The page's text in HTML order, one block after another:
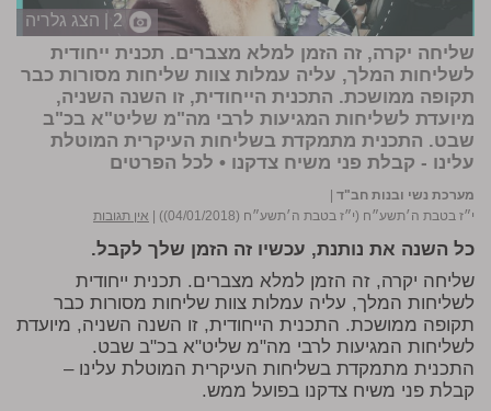
2 | הצג גלריה
שליחה יקרה, זה הזמן למלא מצברים. תכנית ייחודית
לשליחות המלך, עליה עמלות צוות שליחות מסורות כבר
תקופה ממושכת. התכנית הייחודית, זו השנה השניה,
מיועדת לשליחות המגיעות לרבי מה"מ שליט"א בכ"ב
שבט. התכנית מתמקדת בשליחות העיקרית המוטלת
עלינו - קבלת פני משיח צדקנו • לכל הפרטים
מערכת נשי ובנות חב"ד
י״ז בטבת ה׳תשע״ח (י״ז בטבת ה׳תשע״ח (04/01/2018))
אין תגובות
כל השנה את נותנת, עכשיו זה הזמן שלך לקבל.
שליחה יקרה, זה הזמן למלא מצברים. תכנית ייחודית
לשליחות המלך, עליה עמלות צוות שליחות מסורות כבר
תקופה ממושכת. התכנית הייחודית, זו השנה השניה, מיועדת
לשליחות המגיעות לרבי מה"מ שליט"א בכ"ב שבט.
התכנית מתמקדת בשליחות העיקרית המוטלת עלינו –
קבלת פני משיח צדקנו בפועל ממש.